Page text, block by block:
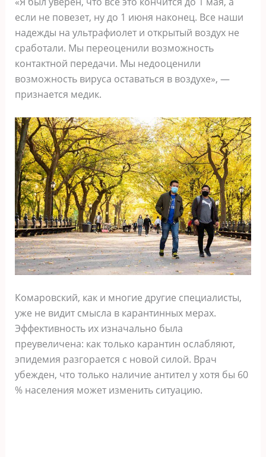
если не повезет, ну до 1 июня наконец. Все наши
надежды на ультрафиолет и открытый воздух не
сработали. Мы переоценили возможность
контактной передачи. Мы недооценили
возможность вируса оставаться в воздухе», —
признается медик.
Комаровский, как и многие другие специалисты,
уже не видит смысла в карантинных мерах.
Эффективность их изначально была
преувеличена: как только карантин ослабляют,
эпидемия разгорается с новой силой. Врач
убежден, что только наличие антител у хотя бы 60
% населения может изменить ситуацию.